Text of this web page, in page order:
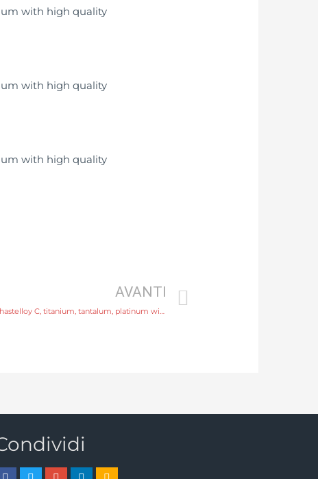
AVANTI
sewage flow meter Electrode SS316L, hastelloy C, titanium, tantalum, platinum with professional experience